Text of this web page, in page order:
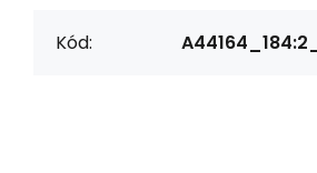
Kód: A44164_184:2_